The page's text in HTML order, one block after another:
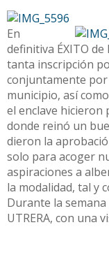
En
definitiva ÉXITO
tanta inscripción
conjuntamente
municipio, así
el enclave hicieron
donde reinó un
dieron la
solo para acoger
aspiraciones a
la modalidad, tal y
Durante la
UTRERA, con una